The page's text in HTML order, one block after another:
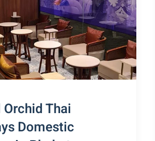
Orchid Thai
Domestic